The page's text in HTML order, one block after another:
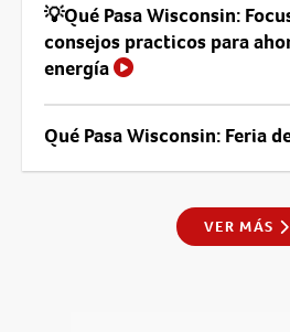
💡Qué Pasa Wisconsin:
consejos practicos para
energía
Qué Pasa Wisconsin: Feria
VER MÁS